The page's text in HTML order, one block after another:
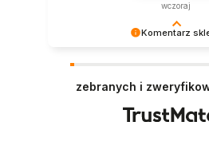
Komentarz
naszych propozycji. 😉
wczoraj
zebranych i